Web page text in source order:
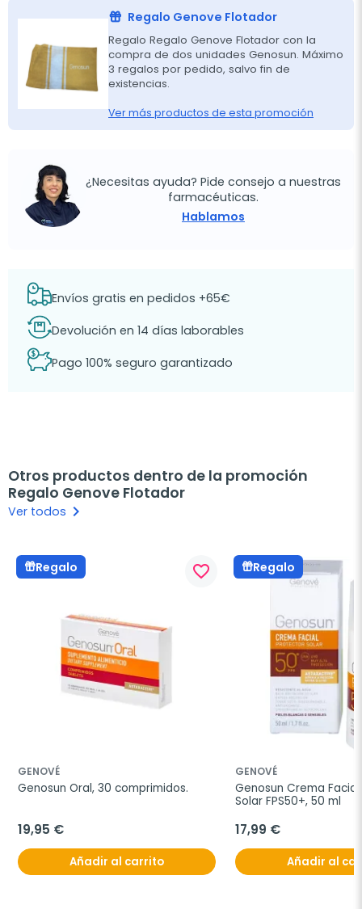
Regalo Genove Flotador
Regalo Regalo Genove Flotador con la
compra de dos unidades Genosun. Máximo
3 regalos por pedido, salvo fin de
existencias.
Ver más productos de esta promoción
¿Necesitas ayuda? Pide consejo a nuestras
farmacéuticas.
Hablamos
Envíos gratis en pedidos +65€
Devolución en 14 días laborables
Pago 100% seguro garantizado
Otros productos dentro de la promoción
Regalo Genove Flotador
Ver todos keyboard_arrow_right
Regalo favorite_border
GENOVÉ
Genosun Oral, 30 comprimidos.
19,95 €
Añadir al carrito
Regalo
GENOVÉ
Genosun Crema
Solar FPS50+, 50 ml
17,99 €
Añadir al